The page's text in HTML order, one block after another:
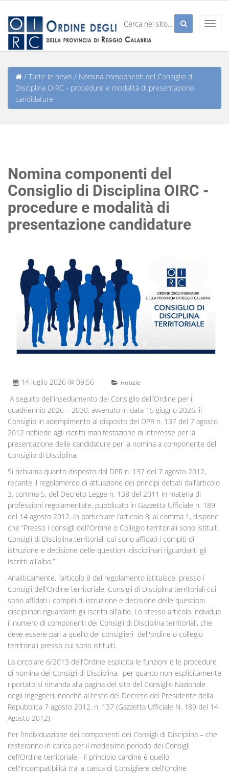
/ Tutte le news / Nomina componenti del Consiglio di
Disciplina OIRC - procedure e modalità di presentazione
candidature
Nomina componenti del
Consiglio di Disciplina OIRC -
procedure e modalità di
presentazione candidature
14 luglio 2026 @ 09:56 notizie
A seguito dell’insediamento del Consiglio dell’Ordine per il
quadriennio 2026 – 2030, avvenuto in data 15 giugno 2026, il
Consiglio in adempimento al disposto del DPR n. 137 del 7 agosto
2012 richiede agli iscritti manifestazione di interesse per la
presentazione delle candidature per la nomina a componente del
Consiglio di Disciplina.
Si richiama quanto disposto dal DPR n. 137 del 7 agosto 2012,
recante il regolamento di attuazione dei principi dettati dall’articolo
3, comma 5, del Decreto Legge n. 138 del 2011 in materia di
professioni regolamentate, pubblicato in Gazzetta Ufficiale n. 189
del 14 agosto 2012. In particolare l’articolo 8, al comma 1, dispone
che “Presso i consigli dell'Ordine o Collegio territoriali sono istituiti
Consigli di Disciplina territoriali cui sono affidati i compiti di
istruzione e decisione delle questioni disciplinari riguardanti gli
Iscritti all'albo.”
Analiticamente, l’articolo 8 del regolamento istituisce, presso i
Consigli dell'Ordine territoriale, Consigli di Disciplina territoriali cui
sono affidati i compiti di istruzione e decisione delle questioni
disciplinari riguardanti gli Iscritti all'albo. Lo stesso articolo individua
il numero di componenti dei Consigli di Disciplina territoriali, che
deve essere pari a quello dei consiglieri dell'ordine o collegio
territoriali presso cui sono istituiti.
La circolare 6/2013 dell’Ordine esplicita le funzioni e le procedure
di nomina dei Consigli di Disciplina; per quanto non esplicitamente
riportato si rimanda alla pagina del sito del Consiglio Nazionale
degli Ingegneri, nonché al testo del Decreto del Presidente della
Repubblica 7 agosto 2012, n. 137 (Gazzetta Ufficiale N. 189 del 14
Agosto 2012).
Per l’individuazione dei componenti dei Consigli di Disciplina – che
resteranno in carica per il medesimo periodo dei Consigli
dell’Ordine territoriale - il principio cardine è quello
dell'incompatibilità tra la carica di Consigliere dell'Ordine